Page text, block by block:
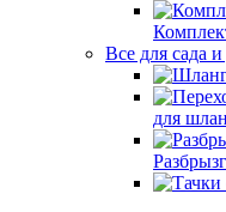
Все для сада и
для